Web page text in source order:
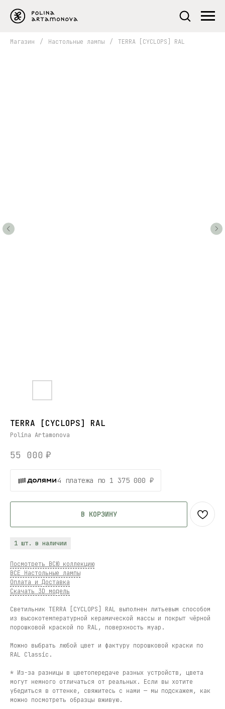
Магазин / Настольные лампы / TERRA [CYCLOPS] RAL
TERRA [CYCLOPS] RAL
Polina Artamonova
55 000 ₽
4 платежа по 1 375 000 ₽
В КОРЗИНУ
1 шт. в наличии
Посмотреть ВСЮ коллекцию
ВСЕ Настольные лампы
Оплата и Доставка
Скачать 3D модель
Светильник TERRA [CYCLOPS] RAL выполнен литьевым способом
из высокотемпературной керамической массы и покрыт чёрной
порошковой краской по RAL, поверхность муар.
Можно выбрать любой цвет и фактуру порошковой краски по
RAL Classic.
* Из-за разницы в цветопередаче разных устройств, цвета
могут немного отличаться от реальных. Если вы хотите
убедиться в оттенке, свяжитесь с нами — мы подскажем, как
можно посмотреть образцы вживую.